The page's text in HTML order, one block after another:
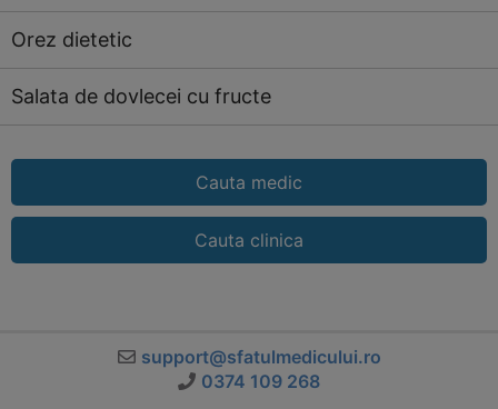
Orez dietetic
Salata de dovlecei cu fructe
Cauta medic
Cauta clinica
support@sfatulmedicului.ro
0374 109 268